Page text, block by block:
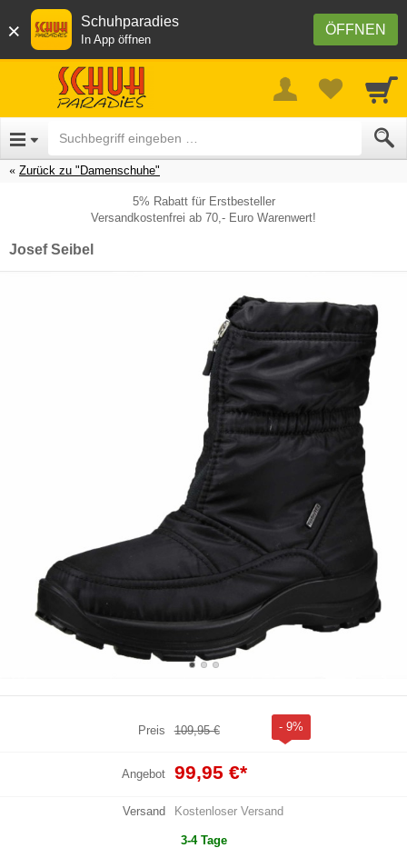
× ÖFFNEN
Schuhparadies
In App öffnen
Zurück zu "Damenschuhe"
5% Rabatt für Erstbesteller
Versandkostenfrei ab 70,- Euro Warenwert!
Josef Seibel
Preis 109,95 € - 9%
Angebot 99,95 €*
Versand Kostenloser Versand
3-4 Tage